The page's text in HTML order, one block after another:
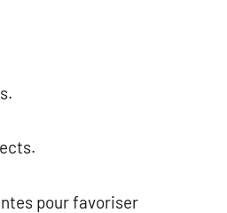
pour favoriser